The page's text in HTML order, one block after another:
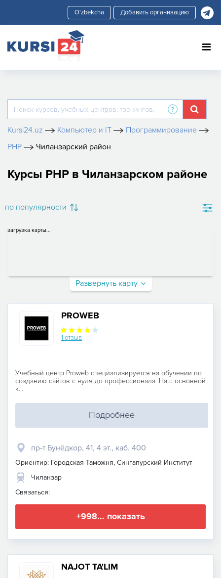
Добавить организацию
Kursi24.uz Компьютер и IT
Программирование
PHP
Чиланзарский район
Курсы PHP в Чиланзарском районе
по популярности
загрузка карты...
Развернуть карту
PROWEB
1 отзыв
Учебный центр Proweb специализируется на обучении по
созданию сайтов с нуля до профессионала. Наш основной
к...
Подробнее
пр-т Бунёдкор, 41, 4 эт., каб. 400
Ориентир: Городская Таможня, Сингапурский Институт
Чиланзар
Связаться:
+998... показать
NAJOT TA'LIM